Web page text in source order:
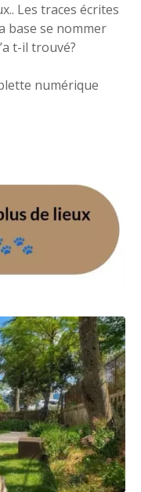
Les traces écrites
base se nommer
t-il trouvé?
numérique